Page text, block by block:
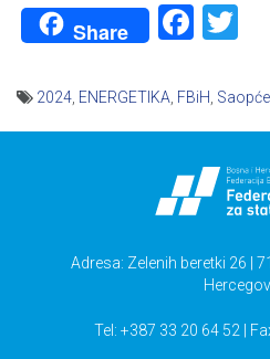
Share
2024 ENERGETIKA FBiH
Adresa: Zelenih beretki 26 |
Tel: +387 33 20 64 52 |